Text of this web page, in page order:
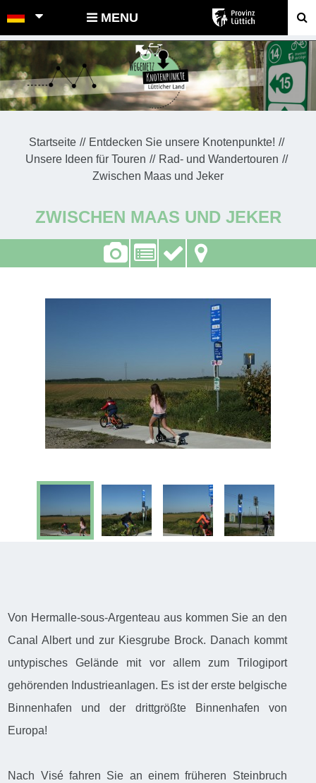
POINTS-NOEUDS MENU
Startseite
Entdecken Sie unsere Knotenpunkte!
Unsere Ideen für Touren
Rad- und Wandertouren
Zwischen Maas und Jeker
ZWISCHEN MAAS UND JEKER
Von Hermalle-sous-Argenteau aus kommen Sie an den
Canal Albert und zur Kiesgrube Brock. Danach kommt
untypisches Gelände mit vor allem zum Trilogiport
gehörenden Industrieanlagen. Es ist der erste belgische
Binnenhafen und der drittgrößte Binnenhafen von
Europa!
Nach Visé fahren Sie an einem früheren Steinbruch